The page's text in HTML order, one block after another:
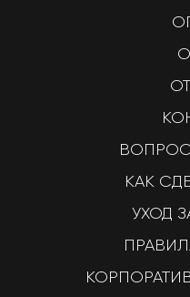
КАК
УХОД